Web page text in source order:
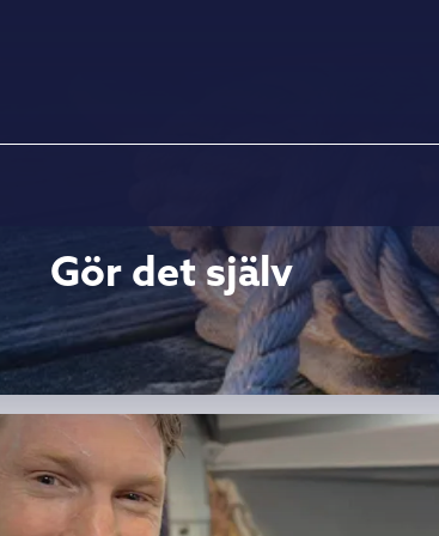
Gör det själv